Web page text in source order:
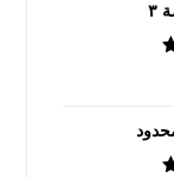
٣